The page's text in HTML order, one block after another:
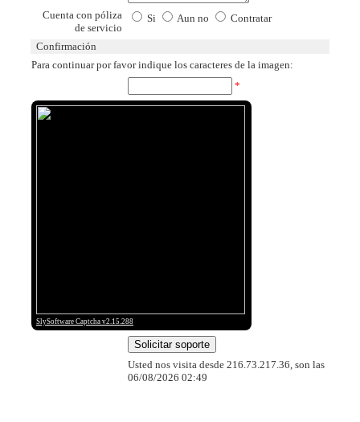
Cuenta con póliza
de servicio
Si Aun no Contratar
Confirmación
Para continuar por favor indique los caracteres de la imagen:
*
SlySoftware Captcha v2.15.288
Usted nos visita desde 216.73.217.36, son las
06/08/2026 02:49